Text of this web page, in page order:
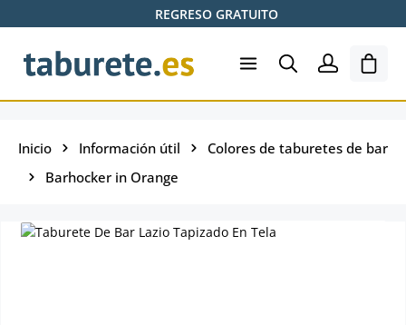
Saltar al contenido principalREGRESO GRATUITO
El
Inicio Información útil
Colores de taburetes de bar
Barhocker in Orange